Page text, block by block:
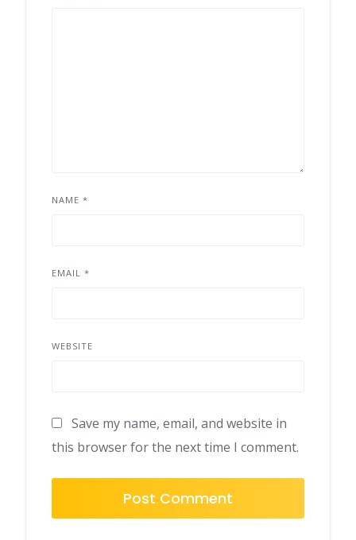
NAME *
EMAIL *
WEBSITE
Save my name, email, and website in
this browser for the next time I comment.